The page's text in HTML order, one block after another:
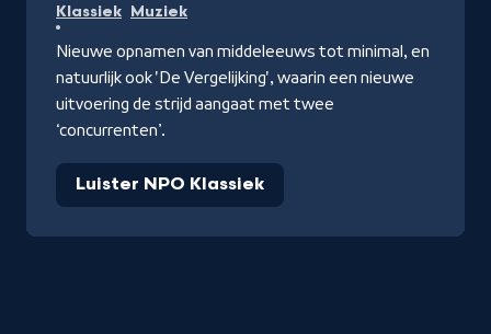
Klassiek Muziek
Nieuwe opnamen van middeleeuws tot minimal, en
natuurlijk ook 'De Vergelijking', waarin een nieuwe
uitvoering de strijd aangaat met twee
‘concurrenten’.
Luister NPO Klassiek